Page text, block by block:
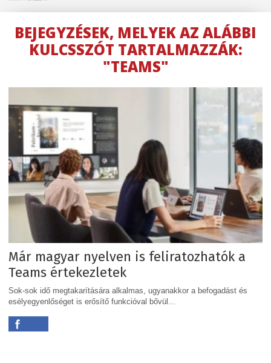
BEJEGYZÉSEK, MELYEK AZ ALÁBBI
KULCSSZÓT TARTALMAZZÁK:
"TEAMS"
Már magyar nyelven is feliratozhatók a
Teams értekezletek
Sok-sok idő megtakarítására alkalmas, ugyanakkor a befogadást és
esélyegyenlőséget is erősítő funkcióval bővül...